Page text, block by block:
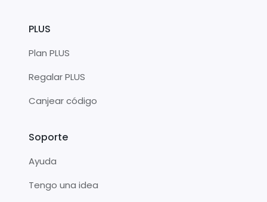
PLUS
Plan PLUS
Regalar PLUS
Canjear código
Soporte
Ayuda
Tengo una idea